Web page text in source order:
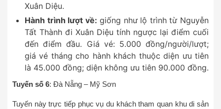
Xuân Diệu.
Hành trình lượt về: giống như lộ trình từ Nguyễn
Tất Thành đi Xuân Diệu tính ngược lại điểm cuối
đến điểm đầu. Giá vé: 5.000 đồng/người/lượt;
giá vé tháng cho hành khách thuộc diện ưu tiên
là 45.000 đồng; diện không ưu tiên 90.000 đồng.
Tuyến số 6: Đà Nẵng – Mỹ Sơn
Tuyến này trực tiếp phục vụ du khách tham quan khu di sản